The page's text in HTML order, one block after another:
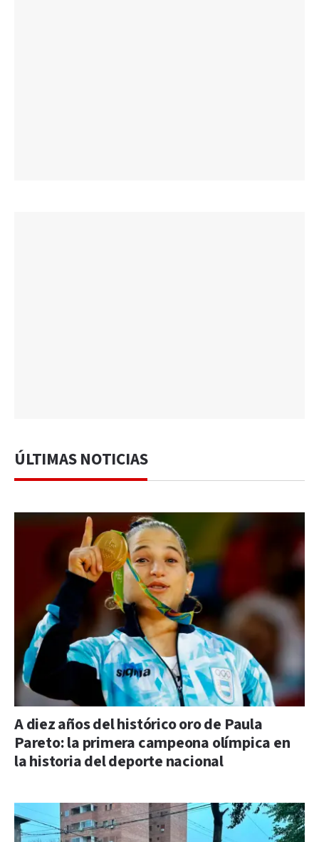
ÚLTIMAS NOTICIAS
A diez años del histórico oro de Paula
Pareto: la primera campeona olímpica en
la historia del deporte nacional